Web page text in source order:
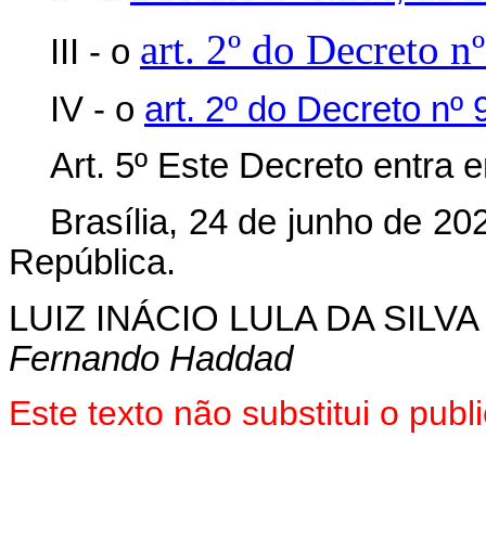
III - o art. 2º do Decreto
IV - o art. 2º do Decreto nº
Art. 5º Este Decreto entra
Brasília, 24 de junho de
República.
LUIZ INÁCIO LULA DA SILVA
Fernando Haddad
Este texto não substitui o